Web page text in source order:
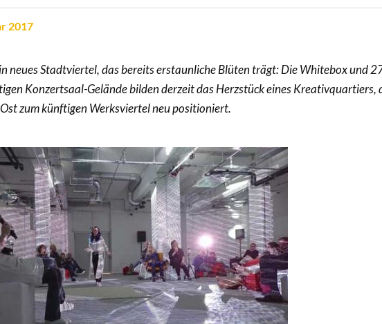
2017
neues Stadtviertel, das bereits erstaunliche Blüten trägt: Die Whitebox und
Konzertsaal-Gelände bilden derzeit das Herzstück eines Kreativquartiers,
zum künftigen Werksviertel neu positioniert.